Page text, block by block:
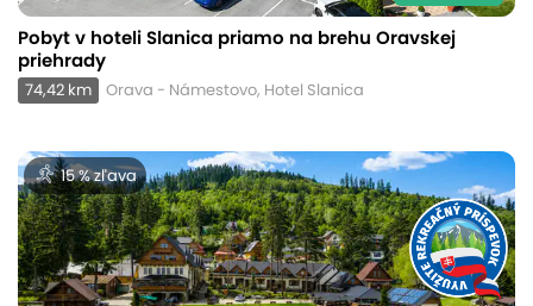
Pobyt v hoteli Slanica priamo na brehu Oravskej
priehrady
74,42 km Orava - Námestovo, Hotel Slanica
15 % zľava